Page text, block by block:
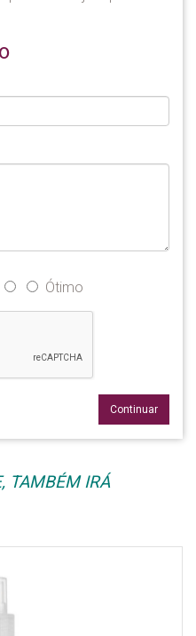
Ótimo
Continuar
TAMBÉM IRÁ